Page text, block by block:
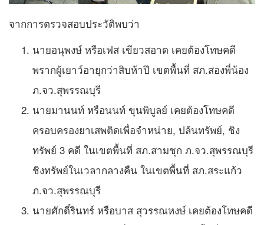
จากการตรวจสอบประวัติพบว่า
นายอนุพงษ์ หรือเฟส เขียวสอาด เคยต้องโทษคดี
พรากผู้เยาว์อายุกว่าสิบห้าปี เขตพื้นที่ สภ.สองพี่น้อง
ภ.จว.สุพรรณบุรี
นายมานนท์ หรือนนท์ ขุนพิบูลย์ เคยต้องโทษคดี
ครอบครองยาเสพติดเพื่อจำหน่าย, ปล้นทรัพย์, ชิง
ทรัพย์ 3 คดี ในเขตพื้นที่ สภ.สามชุก ภ.จว.สุพรรณบุรี
ชิงทรัพย์ในเวลากลางคืน ในเขตพื้นที่ สภ.สระแก้ว
ภ.จว.สุพรรณบุรี
นายศักดิ์รินทร์ หรือบาส สุวรรณหงษ์ เคยต้องโทษคดี